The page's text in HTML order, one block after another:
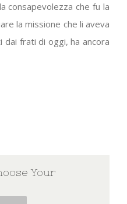
consapevolezza che fu la
la missione che li aveva
dai frati di oggi, ha ancora
Your